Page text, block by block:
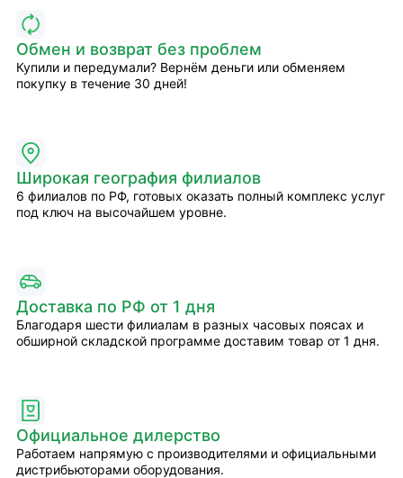
Обмен и возврат без проблем
Купили и передумали? Вернём деньги или обменяем
покупку в течение 30 дней!
Широкая география филиалов
6 филиалов по РФ, готовых оказать полный комплекс услуг
под ключ на высочайшем уровне.
Доставка по РФ от 1 дня
Благодаря шести филиалам в разных часовых поясах и
обширной складской программе доставим товар от 1 дня.
Официальное дилерство
Работаем напрямую с производителями и официальными
дистрибьюторами оборудования.